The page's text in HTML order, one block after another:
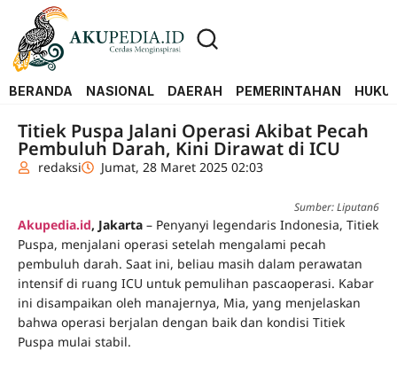
BERANDA NASIONAL DAERAH PEMERINTAHAN
Titiek Puspa Jalani Operasi Akibat Pecah
Pembuluh Darah, Kini Dirawat di ICU
redaksi Jumat, 28 Maret 2025 02:03
Sumber: Liputan6
Akupedia.id, Jakarta – Penyanyi legendaris Indonesia, Titiek
Puspa, menjalani operasi setelah mengalami pecah
pembuluh darah. Saat ini, beliau masih dalam perawatan
intensif di ruang ICU untuk pemulihan pascaoperasi. Kabar
ini disampaikan oleh manajernya, Mia, yang menjelaskan
bahwa operasi berjalan dengan baik dan kondisi Titiek
Puspa mulai stabil.